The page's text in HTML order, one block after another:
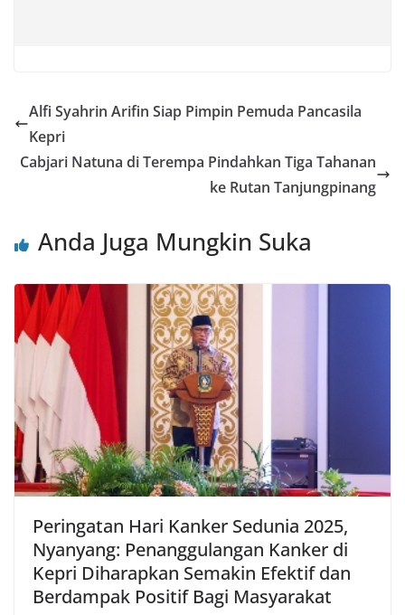
Alfi Syahrin Arifin Siap Pimpin Pemuda Pancasila
Kepri
Cabjari Natuna di Terempa Pindahkan Tiga Tahanan
ke Rutan Tanjungpinang
Anda Juga Mungkin Suka
Peringatan Hari Kanker Sedunia 2025,
Nyanyang: Penanggulangan Kanker di
Kepri Diharapkan Semakin Efektif dan
Berdampak Positif Bagi Masyarakat